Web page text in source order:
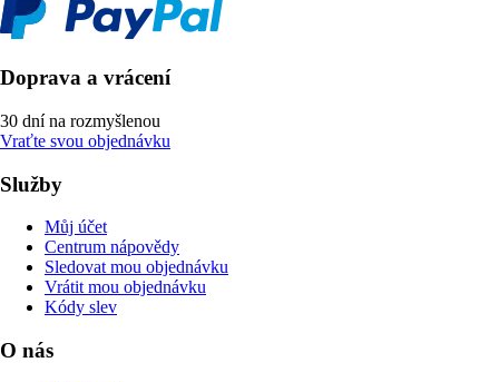
Doprava a vrácení
30 dní na rozmyšlenou
Vraťte svou objednávku
Služby
Můj účet
Centrum nápovědy
Sledovat mou objednávku
Vrátit mou objednávku
Kódy slev
O nás